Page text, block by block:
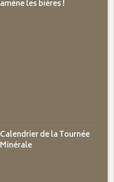
amène les bières !
Calendrier de la Tournée
Minérale